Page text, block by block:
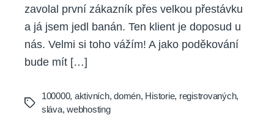
zavolal první zákazník přes velkou přestávku
a já jsem jedl banán. Ten klient je doposud u
nás. Velmi si toho vážím! A jako poděkování
bude mít […]
Tags
100000, aktivních,domén, Historie, registrovaných,
sláva,webhosting